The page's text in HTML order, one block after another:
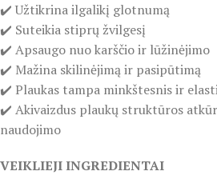
✔️ Užtikrina ilgalikį glotnumą
✔️ Suteikia stiprų žvilgesį
✔️ Apsaugo nuo karščio ir lūžinėjimo
✔️ Mažina skilinėjimą ir pasipūtimą
✔️ Plaukas tampa minkštesnis ir
✔️ Akivaizdus plaukų struktūros
naudojimo
VEIKLIEJI INGREDIENTAI